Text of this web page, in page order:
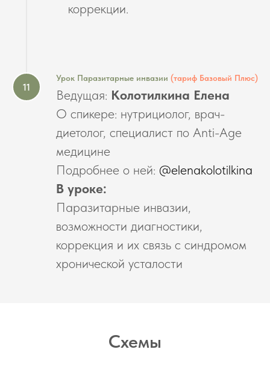
коррекции.
Урок Паразитарные инвазии (тариф Базовый Плюс)
Ведущая: Колотилкина Елена
О спикере: нутрициолог, врач-
диетолог, специалист по Anti-Age
медицине
Подробнее о ней: @elenakolotilkina
В уроке:
Паразитарные инвазии,
возможности диагностики,
коррекция и их связь с синдромом
хронической усталости
Схемы